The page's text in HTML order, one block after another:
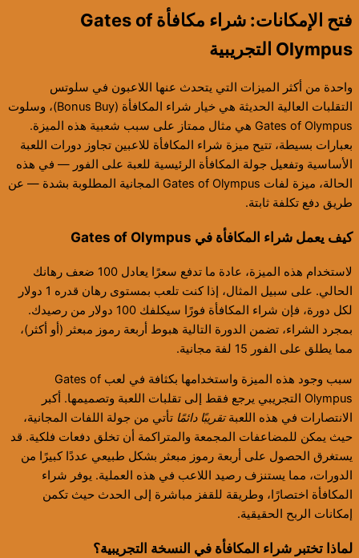
فتح الإمكانات: شراء مكافأة Gates of
Olympus التجريبية
واحدة من أكثر الميزات التي يتحدث عنها اللاعبون في سلوتس
التقلبات العالية الحديثة هي خيار شراء المكافأة (Bonus Buy)، وسلوت
Gates of Olympus هي مثال ممتاز على سبب شعبية هذه الميزة.
بعبارات بسيطة، تتيح ميزة شراء المكافأة للاعبين تجاوز دورات اللعبة
الأساسية وتفعيل جولة المكافأة الرئيسية للعبة على الفور — في هذه
الحالة، ميزة لفات Gates of Olympus المجانية المطلوبة بشدة — عن
طريق دفع تكلفة ثابتة.
كيف يعمل شراء المكافأة في Gates of Olympus
لاستخدام هذه الميزة، عادة ما تدفع سعرًا يعادل 100 ضعف رهانك
الحالي. على سبيل المثال، إذا كنت تلعب بمستوى رهان قدره 1 دولار
لكل دورة، فإن شراء المكافأة فورًا سيكلفك 100 دولار من رصيدك.
بمجرد الشراء، تضمن الدورة التالية هبوط أربعة رموز مبعثر (أو أكثر)،
مما يطلق على الفور 15 لفة مجانية.
سبب وجود هذه الميزة واستخدامها بكثافة في لعب Gates of
Olympus التجريبي يرجع فقط إلى تقلبات اللعبة وتصميمها. أكبر
الانتصارات في هذه اللعبةتقريبًا دائمًا تأتي من جولة اللفات المجانية،
حيث يمكن للمضاعفات المجمعة والمتراكمة أن تخلق دفعات فلكية. قد
يستغرق الحصول على أربعة رموز مبعثر بشكل طبيعي عددًا كبيرًا من
الدورات، مما يستنزف رصيد اللاعب في هذه العملية. يوفر شراء
المكافأة اختصارًا، وطريقة للقفز مباشرة إلى الحدث حيث تكمن
إمكانات الربح الحقيقية.
لماذا تختبر شراء المكافأة في النسخة التجريبية؟